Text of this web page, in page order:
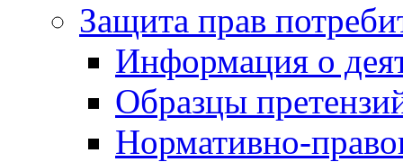
Защита прав
Информация о
Образцы
Нормативно-